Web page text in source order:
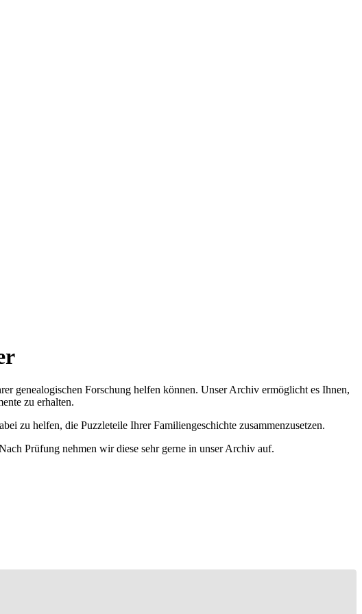
genealogischen Forschung helfen können. Unser Archiv ermöglicht es Ihnen,
zu erhalten.
zu helfen, die Puzzleteile Ihrer Familiengeschichte zusammenzusetzen.
Prüfung nehmen wir diese sehr gerne in unser Archiv auf.